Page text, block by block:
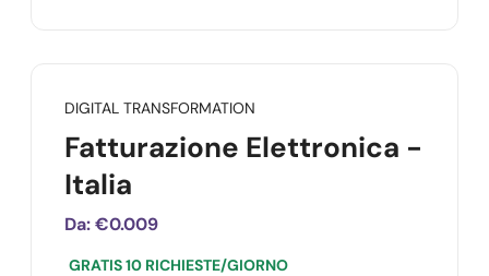
DIGITAL TRANSFORMATION
Fatturazione Elettronica -
Italia
Da:€0.009
GRATIS 10 RICHIESTE/GIORNO